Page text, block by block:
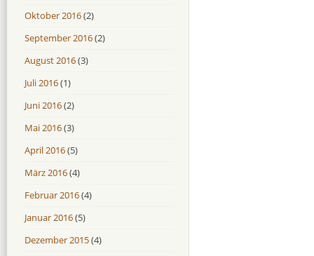
Oktober 2016(2)
September 2016(2)
August 2016(3)
Juli 2016(1)
Juni 2016(2)
Mai 2016(3)
April 2016(5)
März 2016(4)
Februar 2016(4)
Januar 2016(5)
Dezember 2015(4)